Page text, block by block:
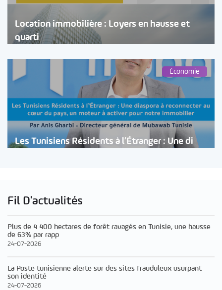
Location immobilière : Loyers en hausse et
quarti
Économie
Les Tunisiens Résidents à l’Étranger : Une di
Fil D'actualités
Plus de 4 400 hectares de forêt ravagés en Tunisie, une hausse
de 63% par rapp
24-07-2026
La Poste tunisienne alerte sur des sites frauduleux usurpant
son identité
24-07-2026